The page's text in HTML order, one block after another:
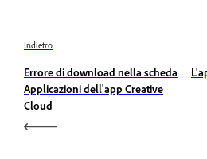
Indietro
Errore di download nella scheda
Applicazioni dell'app Creative
Cloud